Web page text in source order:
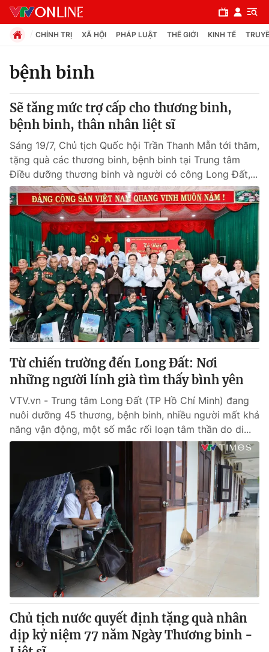
Chuyên mục
Chính trị
Xã hội
Pháp luật
Thế giới
Tin tức
Thế giới đó đây
Câu chuyện quốc tế
Kinh tế
Tài chính
Thị trường
Góc doanh nghiệp
Dữ liệu và đời sống
Truyền hình
Phim VTV
Hậu trường
Nhân vật
Giải sao mai
Giải trí
Điện ảnh
Đời sống
Làm đẹp
Chất lượng cuộc sống
Tuyển sinh
Học trực tuyến
Công nghệ
Hitech Công nghệ tương lai
Sản phẩm
Thị trường
Tư vấn
Giao lưu trực tuyến
Lịch phát sóng
Chuyên mục khác
Emagazine Podcast
CHÍNH TRỊ XÃ HỘI PHÁP LUẬT THẾ GIỚI KINH TẾ
bệnh binh
Sẽ tăng mức trợ cấp cho thương binh,
bệnh binh, thân nhân liệt sĩ
Sáng 19/7, Chủ tịch Quốc hội Trần Thanh Mẫn tới thăm,
tặng quà các thương binh, bệnh binh tại Trung tâm
Điều dưỡng thương binh và người có công Long Đất,...
Từ chiến trường đến Long Đất: Nơi
những người lính già tìm thấy bình yên
VTV.vn - Trung tâm Long Đất (TP Hồ Chí Minh) đang
nuôi dưỡng 45 thương, bệnh binh, nhiều người mất khả
năng vận động, một số mắc rối loạn tâm thần do di...
Chủ tịch nước quyết định tặng quà nhân
dịp kỷ niệm 77 năm Ngày Thương binh -